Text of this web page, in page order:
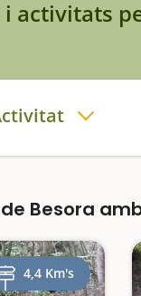
i activitats
Besora
4,4 Km's